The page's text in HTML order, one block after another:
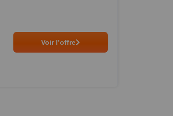
Voir l’offre